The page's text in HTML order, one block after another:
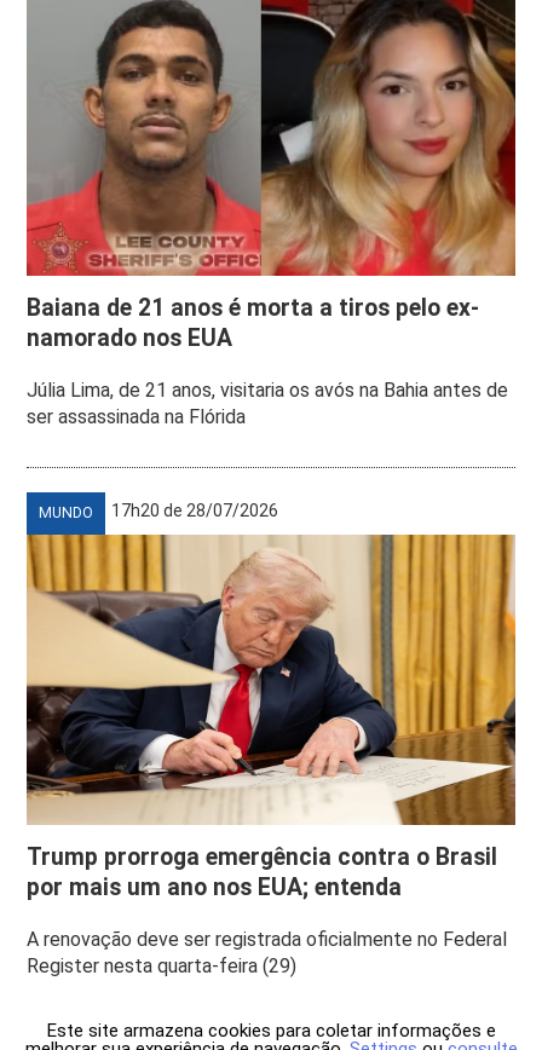
Baiana de 21 anos é morta a tiros pelo ex-
namorado nos EUA
Júlia Lima, de 21 anos, visitaria os avós na Bahia antes de
ser assassinada na Flórida
MUNDO 17h20 de 28/07/2026
Trump prorroga emergência contra o Brasil
por mais um ano nos EUA; entenda
A renovação deve ser registrada oficialmente no Federal
Register nesta quarta-feira (29)
Este site armazena cookies para coletar informações e